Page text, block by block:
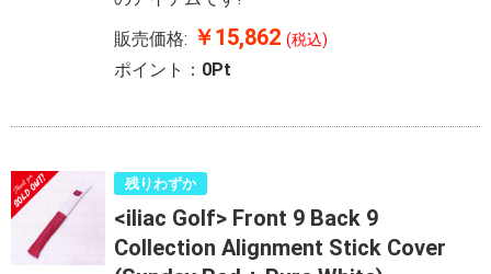
販売価格: ￥15,862(税込)
ポイント： 0Pt
残りわずか
<iliac Golf> Front 9 Back 9
Collection Alignment Stick Cover